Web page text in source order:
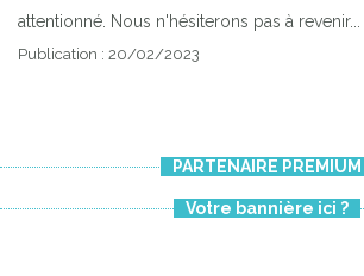
attentionné. Nous n'hésiterons pas à revenir...
Publication : 20/02/2023
PARTENAIRE PREMIUM
Votre bannière ici ?